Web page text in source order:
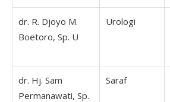
dr. R. Djoyo M.
Boetoro, Sp. U
Urologi
dr. Hj. Sam
Permanawati, Sp.
Saraf